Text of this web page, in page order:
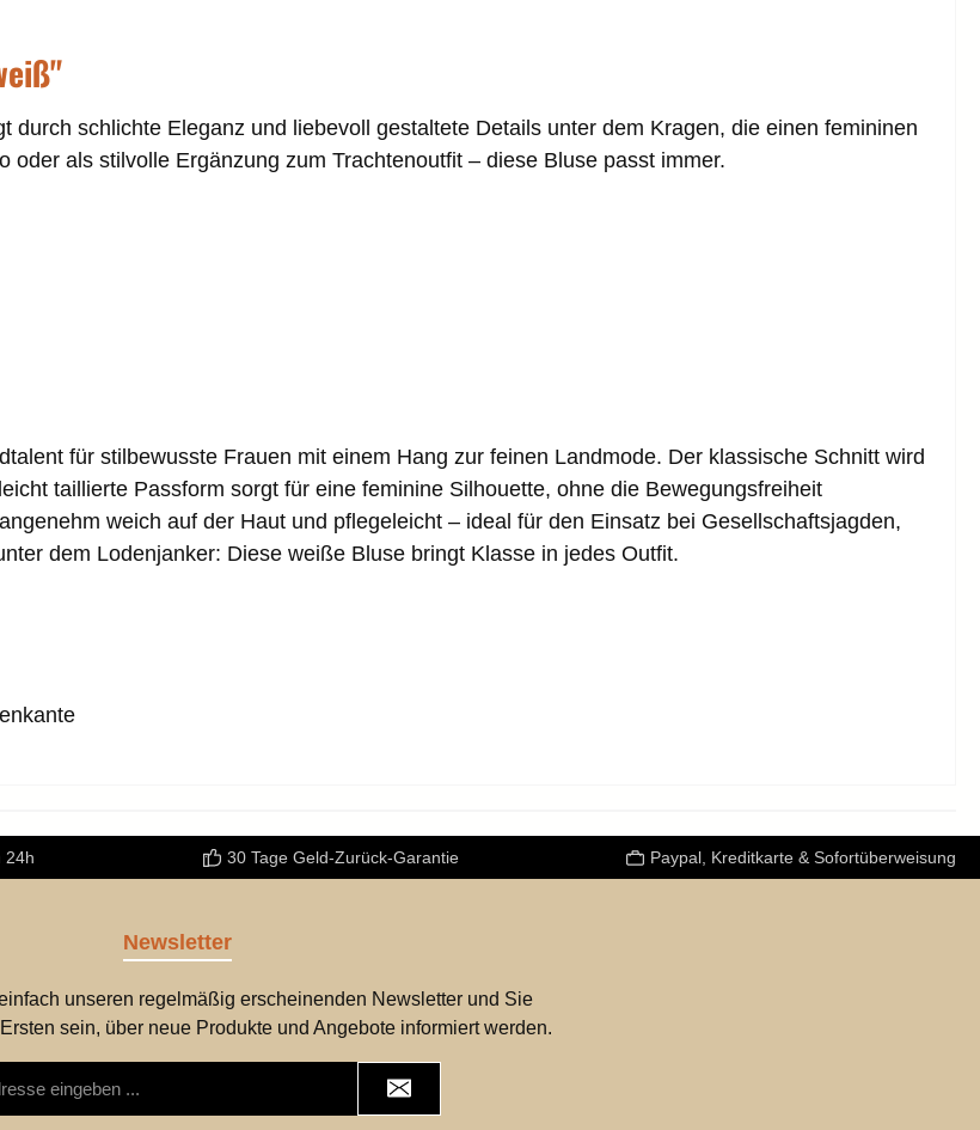
schlichte Eleganz und liebevoll gestaltete Details unter dem Kragen, die einen femininen
als stilvolle Ergänzung zum Trachtenoutfit – diese Bluse passt immer.
für stilbewusste Frauen mit einem Hang zur feinen Landmode. Der klassische Schnitt wird
taillierte Passform sorgt für eine feminine Silhouette, ohne die Bewegungsfreiheit
weich auf der Haut und pflegeleicht – ideal für den Einsatz bei Gesellschaftsjagden,
dem Lodenjanker: Diese weiße Bluse bringt Klasse in jedes Outfit.
24h 30 Tage Geld-Zurück-Garantie Paypal, Kreditkarte & Sofortüberweisung
Newsletter
unseren regelmäßig erscheinenden Newsletter und Sie
sein, über neue Produkte und Angebote informiert werden.